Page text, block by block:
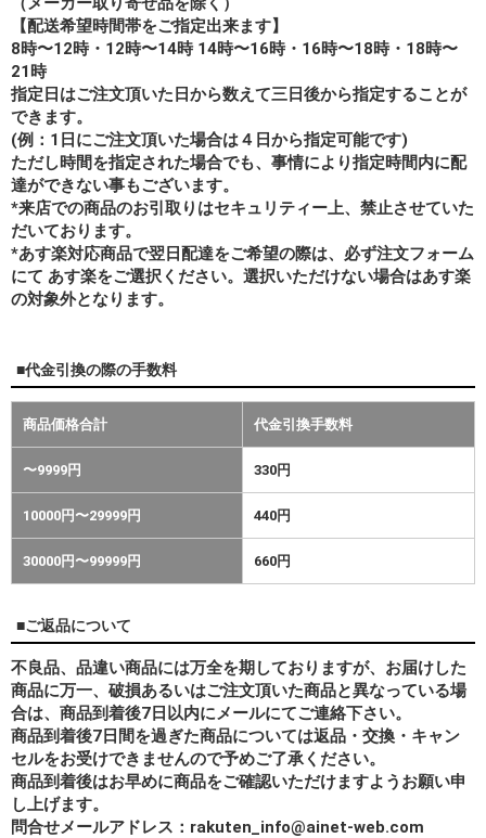
【配送希望時間帯をご指定出来ます】
8時〜12時・12時〜14時 14時〜16時・16時〜18時・18時〜
21時
指定日はご注文頂いた日から数えて三日後から指定することが
できます。
(例：1日にご注文頂いた場合は４日から指定可能です)
ただし時間を指定された場合でも、事情により指定時間内に配
達ができない事もございます。
*来店での商品のお引取りはセキュリティー上、禁止させていた
だいております。
*あす楽対応商品で翌日配達をご希望の際は、必ず注文フォーム
にて あす楽をご選択ください。選択いただけない場合はあす楽
の対象外となります。
■代金引換の際の手数料
商品価格合計 代金引換手数料
〜9999円 330円
10000円〜29999円 440円
30000円〜99999円 660円
■ご返品について
不良品、品違い商品には万全を期しておりますが、お届けした
商品に万一、破損あるいはご注文頂いた商品と異なっている場
合は、商品到着後7日以内にメールにてご連絡下さい。
商品到着後7日間を過ぎた商品については返品・交換・キャン
セルをお受けできませんので予めご了承ください。
商品到着後はお早めに商品をご確認いただけますようお願い申
し上げます。
問合せメールアドレス：rakuten_info@ainet-web.com